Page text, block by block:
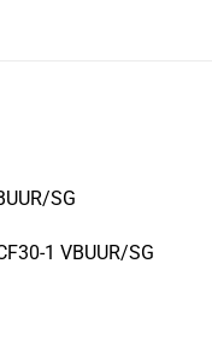
SG
1 VBUUR/SG